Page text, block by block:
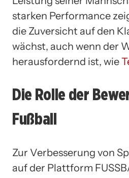
starken Performance
die Zuversicht auf den
wächst, auch wenn der
herausfordernd ist, wie
Die Rolle der
Fußball
Zur Verbesserung von
auf der Plattform